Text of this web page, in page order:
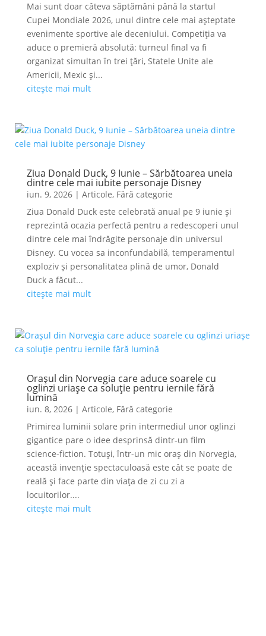
Mai sunt doar câteva săptămâni până la startul
Cupei Mondiale 2026, unul dintre cele mai așteptate
evenimente sportive ale deceniului. Competiția va
aduce o premieră absolută: turneul final va fi
organizat simultan în trei țări, Statele Unite ale
Americii, Mexic și...
citește mai mult
Ziua Donald Duck, 9 Iunie – Sărbătoarea uneia
dintre cele mai iubite personaje Disney
iun. 9, 2026| Articole, Fără categorie
Ziua Donald Duck este celebrată anual pe 9 iunie și
reprezintă ocazia perfectă pentru a redescoperi unul
dintre cele mai îndrăgite personaje din universul
Disney. Cu vocea sa inconfundabilă, temperamentul
exploziv și personalitatea plină de umor, Donald
Duck a făcut...
citește mai mult
Orașul din Norvegia care aduce soarele cu
oglinzi uriașe ca soluție pentru iernile fără
lumină
iun. 8, 2026| Articole, Fără categorie
Primirea luminii solare prin intermediul unor oglinzi
gigantice pare o idee desprinsă dintr-un film
science-fiction. Totuși, într-un mic oraș din Norvegia,
această invenție spectaculoasă este cât se poate de
reală și face parte din viața de zi cu zi a
locuitorilor....
citește mai mult